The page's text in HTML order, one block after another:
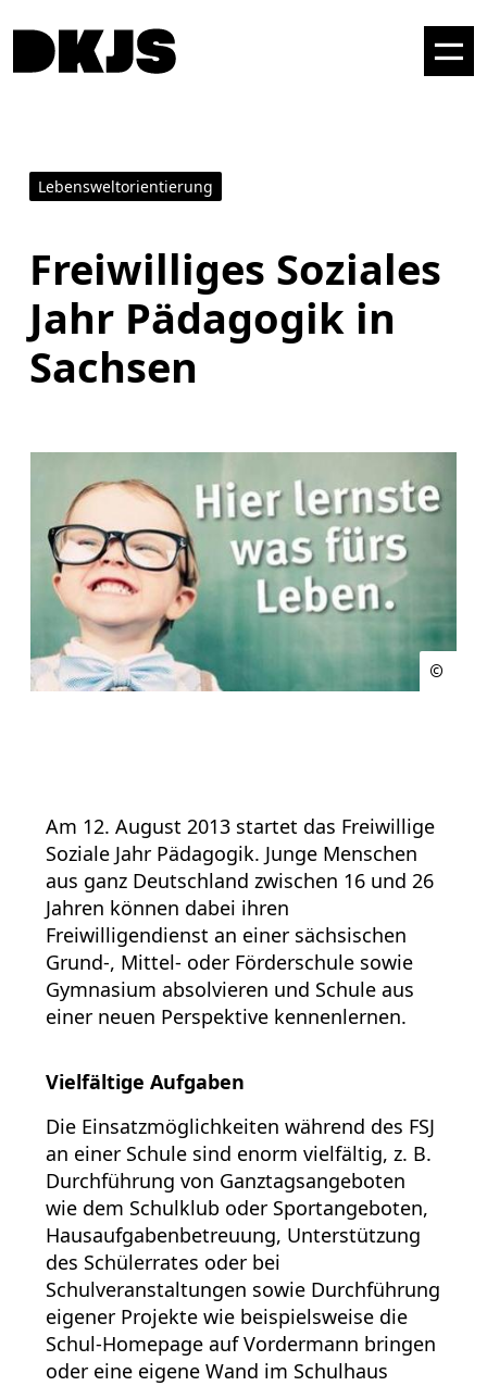
Lebensweltorientierung
Freiwilliges Soziales
Jahr Pädagogik in
Sachsen
Am 12. August 2013 startet das Freiwillige
Soziale Jahr Pädagogik. Junge Menschen
aus ganz Deutschland zwischen 16 und 26
Jahren können dabei ihren
Freiwilligendienst an einer sächsischen
Grund-, Mittel- oder Förderschule sowie
Gymnasium absolvieren und Schule aus
einer neuen Perspektive kennenlernen.
Vielfältige Aufgaben
Die Einsatzmöglichkeiten während des FSJ
an einer Schule sind enorm vielfältig, z. B.
Durchführung von Ganztagsangeboten
wie dem Schulklub oder Sportangeboten,
Hausaufgabenbetreuung, Unterstützung
des Schülerrates oder bei
Schulveranstaltungen sowie Durchführung
eigener Projekte wie beispielsweise die
Schul-Homepage auf Vordermann bringen
oder eine eigene Wand im Schulhaus